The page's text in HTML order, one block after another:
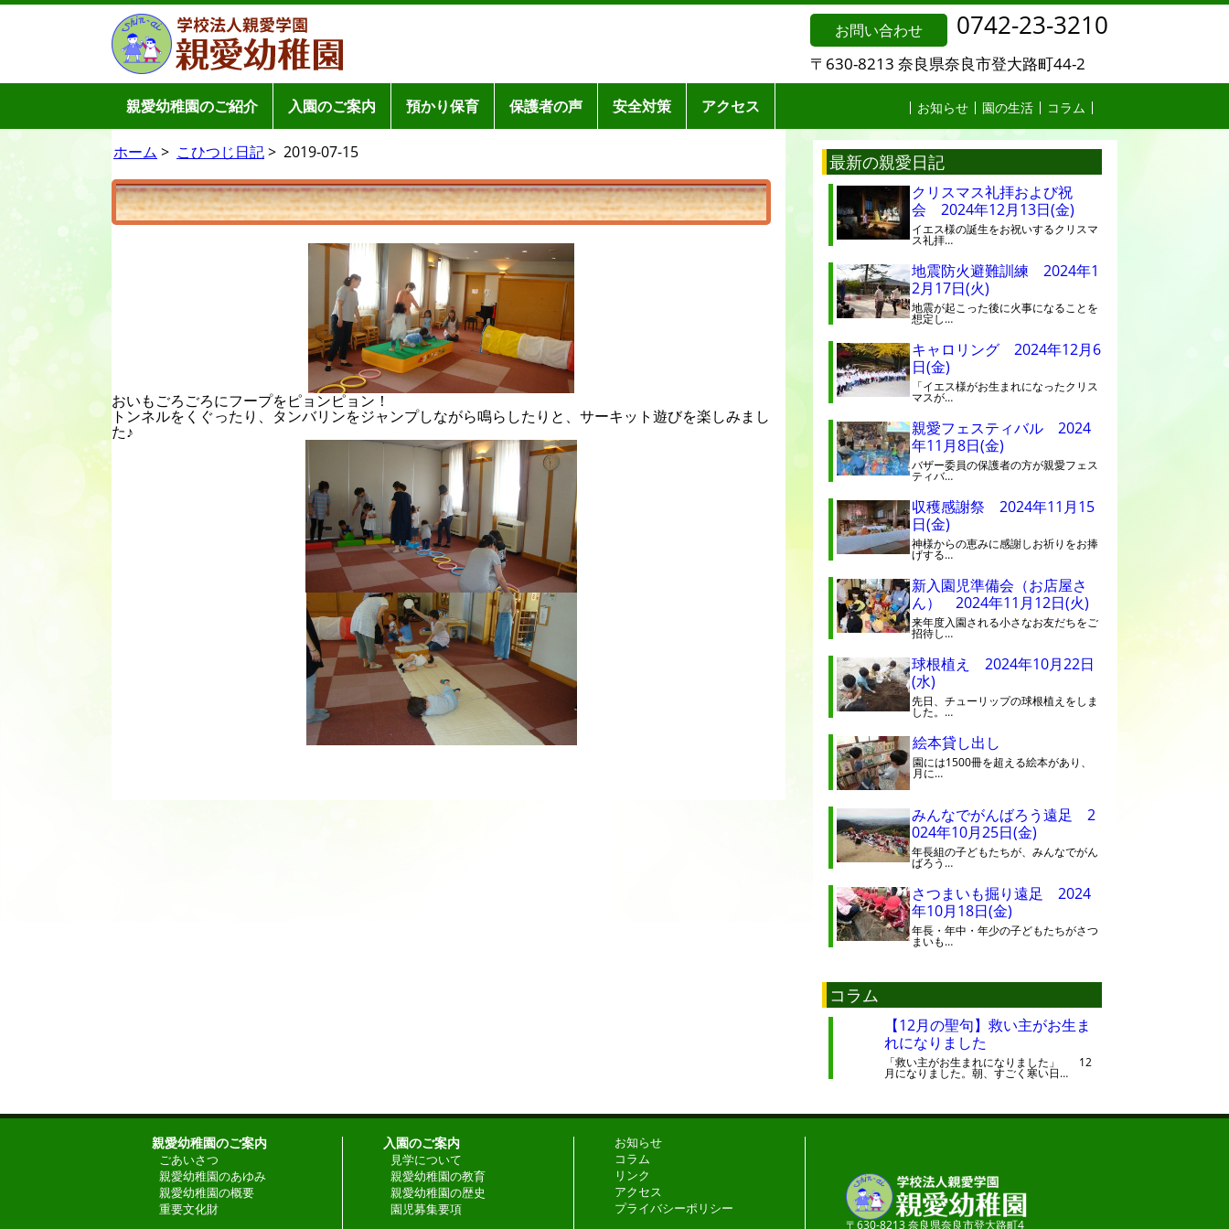
お問い合わせ 0742-23-3210
〒630-8213 奈良県奈良市登大路町44-2
親愛幼稚園のご紹介 入園のご案内 預かり保育 保護者の声 安全対策 アクセス お知らせ 園の生活 コラム
ホーム > こひつじ日記> 2019-07-15
おいもごろごろにフープをピョンピョン！
トンネルをくぐったり、タンバリンをジャンプしながら鳴らしたりと、サーキット遊びを楽しみまし
た♪
最新の親愛日記
クリスマス礼拝および祝
会 2024年12月13日(金)
イエス様の誕生をお祝いするクリスマ
ス礼拝…
地震防火避難訓練 2024年1
2月17日(火)
地震が起こった後に火事になることを
想定し…
キャロリング 2024年12月6
日(金)
「イエス様がお生まれになったクリス
マスが…
親愛フェスティバル 2024
年11月8日(金)
バザー委員の保護者の方が親愛フェス
ティバ…
収穫感謝祭 2024年11月15
日(金)
神様からの恵みに感謝しお祈りをお捧
げする…
新入園児準備会（お店屋さ
ん） 2024年11月12日(火)
来年度入園される小さなお友だちをご
招待し…
球根植え 2024年10月22日
(水)
先日、チューリップの球根植えをしま
した。…
絵本貸し出し
園には1500冊を超える絵本があり、
月に…
みんなでがんばろう遠足 2
024年10月25日(金)
年長組の子どもたちが、みんなでがん
ばろう…
さつまいも掘り遠足 2024
年10月18日(金)
年長・年中・年少の子どもたちがさつ
まいも…
コラム
【12月の聖句】救い主がお生ま
れになりました
「救い主がお生まれになりました」 12
月になりました。朝、すごく寒い日…
親愛幼稚園のご案内
ごあいさつ
親愛幼稚園のあゆみ
親愛幼稚園の概要
重要文化財
入園のご案内
見学について
親愛幼稚園の教育
親愛幼稚園の歴史
園児募集要項
お知らせ
コラム
リンク
アクセス
プライバシーポリシー
〒630-8213 奈良県奈良市登大路町4